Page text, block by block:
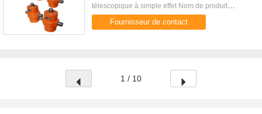
télescopique à simple effet Nom de produit
cylindre hydraulique de camion à benne
basculante Trou de cylindre hydraulique ...
Fournisseur de contact
1 / 10